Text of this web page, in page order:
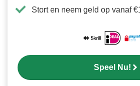
Stort en neem geld op vanaf
Speel Nu!